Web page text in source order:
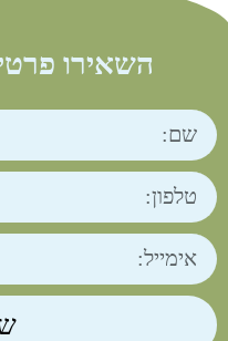
השאירו